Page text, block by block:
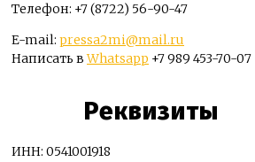
Телефон: +7 (8722) 56-90-47
E-mail: pressa2mi@mail.ru
Написать вWhatsapp +7 989 453-70-07
Реквизиты
ИНН: 0541001918